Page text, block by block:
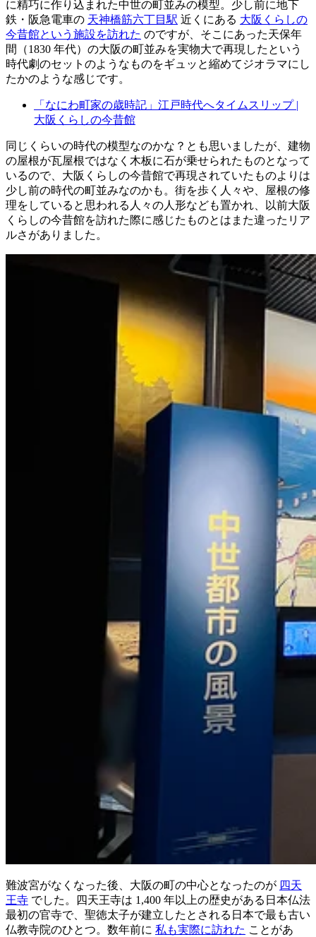
に精巧に作り込まれた中世の町並みの模型。少し前に地下
鉄・阪急電車の 天神橋筋六丁目駅 近くにある 大阪くらしの
今昔館という施設を訪れた のですが、そこにあった天保年
間（1830 年代）の大阪の町並みを実物大で再現したという
時代劇のセットのようなものをギュッと縮めてジオラマにし
たかのような感じです。
「なにわ町家の歳時記」江戸時代へタイムスリップ |
大阪くらしの今昔館
同じくらいの時代の模型なのかな？とも思いましたが、建物
の屋根が瓦屋根ではなく木板に石が乗せられたものとなって
いるので、大阪くらしの今昔館で再現されていたものよりは
少し前の時代の町並みなのかも。街を歩く人々や、屋根の修
理をしていると思われる人々の人形なども置かれ、以前大阪
くらしの今昔館を訪れた際に感じたものとはまた違ったリア
ルさがありました。
難波宮がなくなった後、大阪の町の中心となったのが 四天
王寺 でした。四天王寺は 1,400 年以上の歴史がある日本仏法
最初の官寺で、聖徳太子が建立したとされる日本で最も古い
仏教寺院のひとつ。数年前に 私も実際に訪れた ことがあ